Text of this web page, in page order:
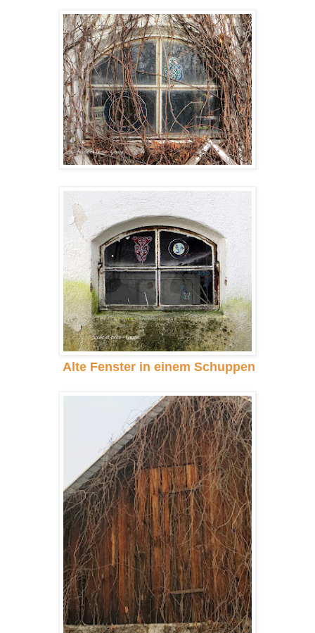
Alte Fenster in einem Schuppen